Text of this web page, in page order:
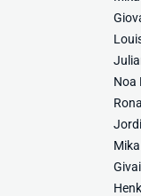
Noa